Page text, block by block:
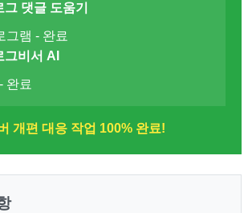
댓글 도움기
그램 - 완료
그비서 AI
완료
개편 대응 작업 100% 완료!